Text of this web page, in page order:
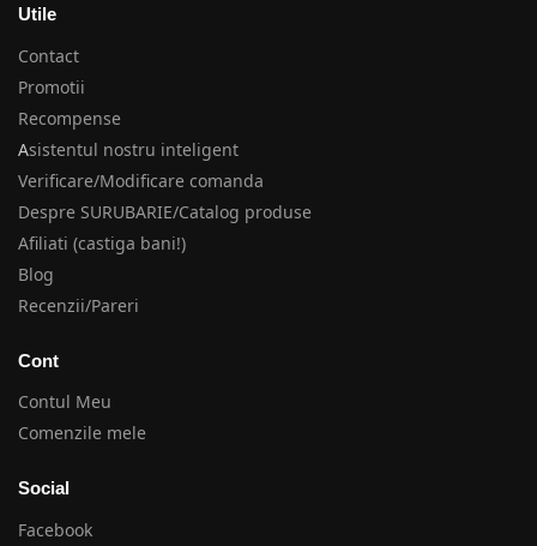
Utile
Contact
Promotii
Recompense
Asistentul nostru inteligent
Verificare/Modificare comanda
Despre SURUBARIE/Catalog produse
Afiliati (castiga bani!)
Blog
Recenzii/Pareri
Cont
Contul Meu
Comenzile mele
Social
Facebook